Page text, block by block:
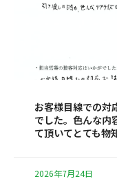
お客様目線での対
でした。色んな内
て頂いてとても物
2026年7月24日